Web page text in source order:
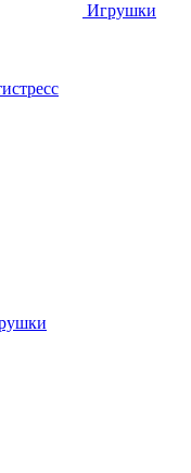
Игрушки